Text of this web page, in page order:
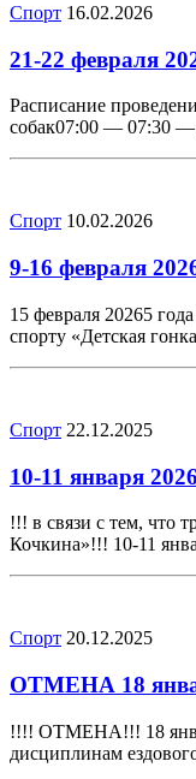
Спорт 16.02.2026
21-22 февраля
Расписание
собак07:00 — 07:30 —
Спорт 10.02.2026
9-16 февраля
15 февраля 20265
спорту «Детская
Спорт 22.12.2025
10-11 января
!!! в связи с тем, что
Кочкина»!!! 10-11
Спорт 20.12.2025
ОТМЕНА 18
!!!! ОТМЕНА!!! 18
дисциплинам